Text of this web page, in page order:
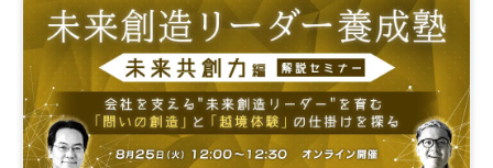
日経社会イノベーションフォーラム 参加無料